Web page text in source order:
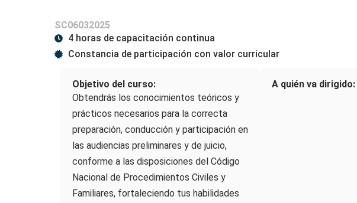
SC06032025
4 horas de capacitación continua
Constancia de participación con valor curricular
Objetivo del curso:
Obtendrás los conocimientos teóricos y
prácticos necesarios para la correcta
preparación, conducción y participación en
las audiencias preliminares y de juicio,
conforme a las disposiciones del Código
Nacional de Procedimientos Civiles y
Familiares, fortaleciendo tus habilidades
A quién va dirigido: